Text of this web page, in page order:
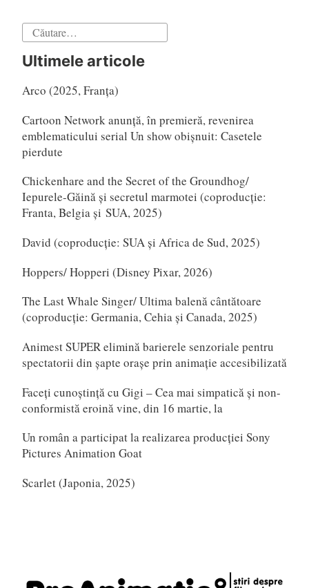
Caută
Ultimele articole
Arco (2025, Franța)
Cartoon Network anunță, în premieră, revenirea
emblematicului serial Un show obișnuit: Casetele
pierdute
Chickenhare and the Secret of the Groundhog/
Iepurele-Găină și secretul marmotei (coproducție:
Franta, Belgia și SUA, 2025)
David (coproducție: SUA și Africa de Sud, 2025)
Hoppers/ Hopperi (Disney Pixar, 2026)
The Last Whale Singer/ Ultima balenă cântătoare
(coproducție: Germania, Cehia și Canada, 2025)
Animest SUPER elimină barierele senzoriale pentru
spectatorii din șapte orașe prin animație accesibilizată
Faceți cunoștință cu Gigi – Cea mai simpatică și non-
conformistă eroină vine, din 16 martie, la
Un român a participat la realizarea producției Sony
Pictures Animation Goat
Scarlet (Japonia, 2025)